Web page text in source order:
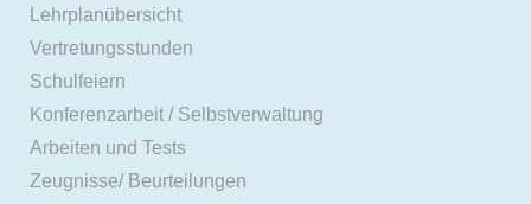
Lehrplanübersicht
Vertretungsstunden
Schulfeiern
Konferenzarbeit / Selbstverwaltung
Arbeiten und Tests
Zeugnisse/ Beurteilungen